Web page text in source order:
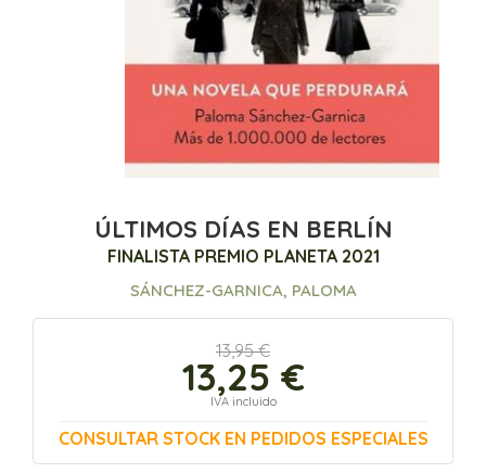
ÚLTIMOS DÍAS EN BERLÍN
FINALISTA PREMIO PLANETA 2021
SÁNCHEZ-GARNICA, PALOMA
13,95 €
13,25 €
IVA incluido
CONSULTAR STOCK EN PEDIDOS ESPECIALES